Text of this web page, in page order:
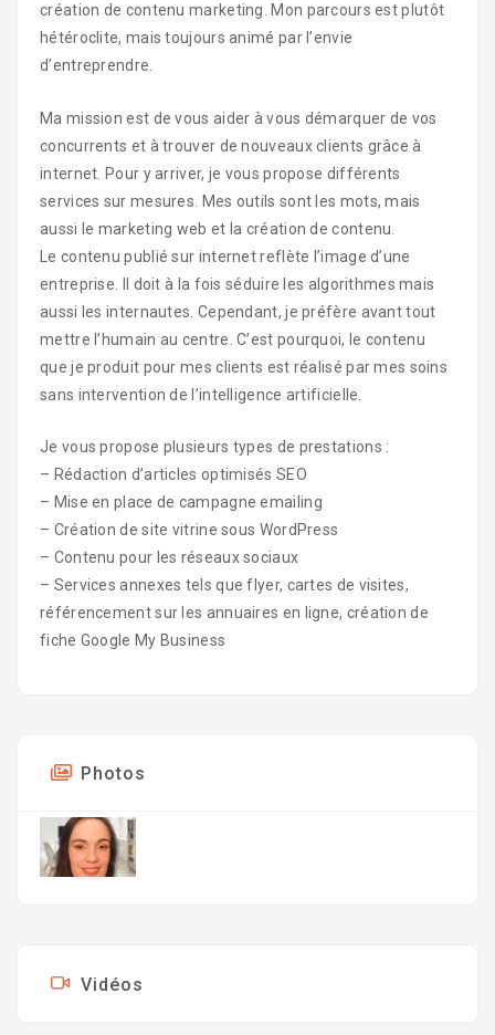
création de contenu marketing. Mon parcours est plutôt
hétéroclite, mais toujours animé par l’envie
d’entreprendre.
Ma mission est de vous aider à vous démarquer de vos
concurrents et à trouver de nouveaux clients grâce à
internet. Pour y arriver, je vous propose différents
services sur mesures. Mes outils sont les mots, mais
aussi le marketing web et la création de contenu.
Le contenu publié sur internet reflète l’image d’une
entreprise. Il doit à la fois séduire les algorithmes mais
aussi les internautes. Cependant, je préfère avant tout
mettre l’humain au centre. C’est pourquoi, le contenu
que je produit pour mes clients est réalisé par mes soins
sans intervention de l’intelligence artificielle.
Je vous propose plusieurs types de prestations :
– Rédaction d’articles optimisés SEO
– Mise en place de campagne emailing
– Création de site vitrine sous WordPress
– Contenu pour les réseaux sociaux
– Services annexes tels que flyer, cartes de visites,
référencement sur les annuaires en ligne, création de
fiche Google My Business
Photos
Vidéos